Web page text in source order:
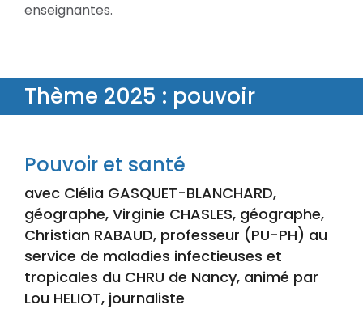
enseignantes.
Thème 2025 : pouvoir
Pouvoir et santé
avec Clélia GASQUET-BLANCHARD,
géographe, Virginie CHASLES, géographe,
Christian RABAUD, professeur (PU-PH) au
service de maladies infectieuses et
tropicales du CHRU de Nancy, animé par
Lou HELIOT, journaliste